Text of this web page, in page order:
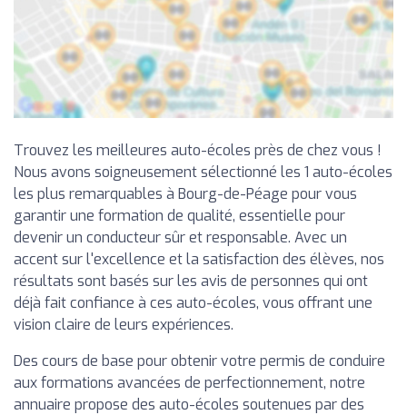
Trouvez les meilleures auto-écoles près de chez vous !
Nous avons soigneusement sélectionné les 1 auto-écoles
les plus remarquables à Bourg-de-Péage pour vous
garantir une formation de qualité, essentielle pour
devenir un conducteur sûr et responsable. Avec un
accent sur l'excellence et la satisfaction des élèves, nos
résultats sont basés sur les avis de personnes qui ont
déjà fait confiance à ces auto-écoles, vous offrant une
vision claire de leurs expériences.
Des cours de base pour obtenir votre permis de conduire
aux formations avancées de perfectionnement, notre
annuaire propose des auto-écoles soutenues par des